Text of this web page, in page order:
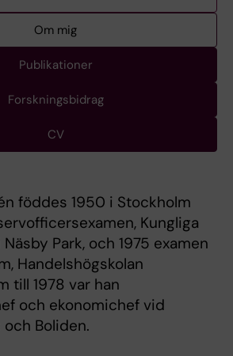
Om mig
Publikationer
Forskningsbidrag
CV
föddes 1950 i Stockholm
Kungliga
Park, och 1975 examen
Handelshögskolan
till 1978 var han
och ekonomichef vid
och Boliden.